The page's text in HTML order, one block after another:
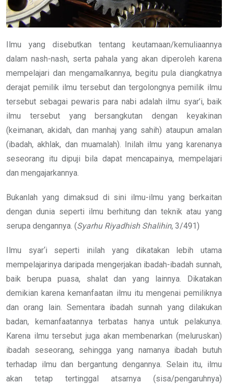
Ilmu yang disebutkan tentang keutamaan/kemuliaannya
dalam nash-nash, serta pahala yang akan diperoleh karena
mempelajari dan mengamalkannya, begitu pula diangkatnya
derajat pemilik ilmu tersebut dan tergolongnya pemilik ilmu
tersebut sebagai pewaris para nabi adalah ilmu syar’i, baik
ilmu tersebut yang bersangkutan dengan keyakinan
(keimanan, akidah, dan manhaj yang sahih) ataupun amalan
(ibadah, akhlak, dan muamalah). Inilah ilmu yang karenanya
seseorang itu dipuji bila dapat mencapainya, mempelajari
dan mengajarkannya.
Bukanlah yang dimaksud di sini ilmu-ilmu yang berkaitan
dengan dunia seperti ilmu berhitung dan teknik atau yang
serupa dengannya. (Syarhu Riyadhish Shalihin, 3/491)
Ilmu syar‘i seperti inilah yang dikatakan lebih utama
mempelajarinya daripada mengerjakan ibadah-ibadah sunnah,
baik berupa puasa, shalat dan yang lainnya. Dikatakan
demikian karena kemanfaatan ilmu itu mengenai pemiliknya
dan orang lain. Sementara ibadah sunnah yang dilakukan
badan, kemanfaatannya terbatas hanya untuk pelakunya.
Karena ilmu tersebut juga akan membenarkan (meluruskan)
ibadah seseorang, sehingga yang namanya ibadah butuh
terhadap ilmu dan bergantung dengannya. Selain itu, ilmu
akan tetap tertinggal atsarnya (sisa/pengaruhnya)